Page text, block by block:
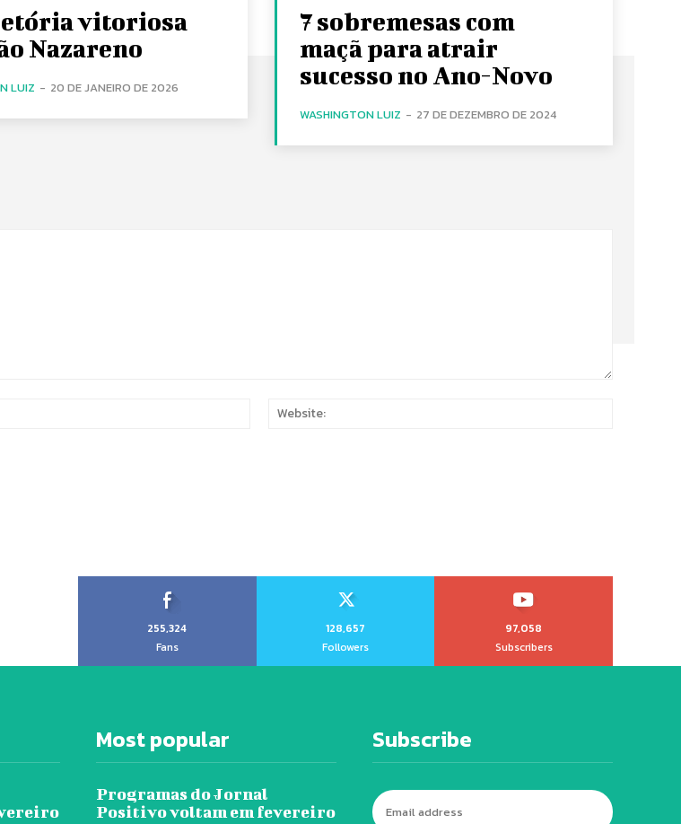
vitoriosa
Nazareno
LUIZ - 20 DE JANEIRO DE 2026
7 sobremesas com
maçã para atrair
sucesso no Ano-Novo
WASHINGTON LUIZ - 27 DE DEZEMBRO DE 2024
Email:
255,324
Fans
128,657
Followers
97,058
Subscribers
Most popular
Programas do Jornal
Positivo voltam em fevereiro
Subscribe